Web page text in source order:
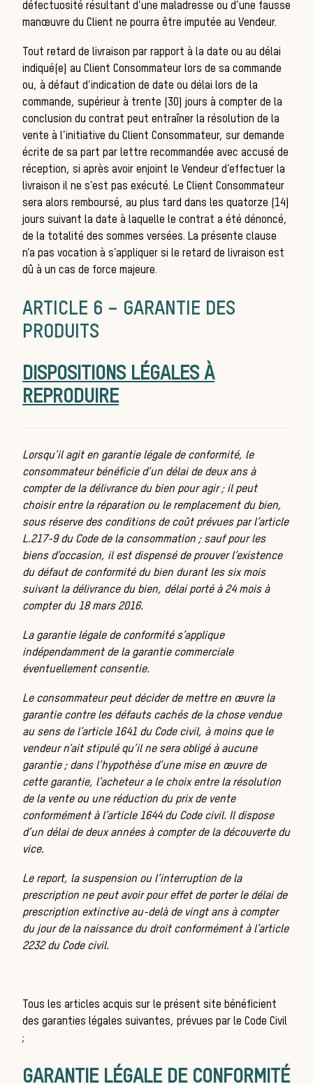
La
défectuosité résultant d’une maladresse ou d’une fausse
manœuvre du Client ne pourra être imputée au Vendeur.
Tout retard de livraison par rapport à la date ou au délai
indiqué(e) au Client Consommateur lors de sa commande
ou, à défaut d’indication de date ou délai lors de la
commande, supérieur à trente (30) jours à compter de la
conclusion du contrat peut entraîner la résolution de la
vente à l’initiative du Client Consommateur, sur demande
écrite de sa part par lettre recommandée avec accusé de
réception, si après avoir enjoint le Vendeur d’effectuer la
livraison il ne s’est pas exécuté. Le Client Consommateur
sera alors remboursé, au plus tard dans les quatorze (14)
jours suivant la date à laquelle le contrat a été dénoncé,
de la totalité des sommes versées. La présente clause
n’a pas vocation à s’appliquer si le retard de livraison est
dû à un cas de force majeure.
ARTICLE 6 – GARANTIE DES
PRODUITS
DISPOSITIONS LÉGALES À
REPRODUIRE
Lorsqu’il agit en garantie légale de conformité, le
consommateur bénéficie d’un délai de deux ans à
compter de la délivrance du bien pour agir ; il peut
choisir entre la réparation ou le remplacement du bien,
sous réserve des conditions de coût prévues par l’article
L.217-9 du Code de la consommation ; sauf pour les
biens d’occasion, il est dispensé de prouver l’existence
du défaut de conformité du bien durant les six mois
suivant la délivrance du bien, délai porté à 24 mois à
compter du 18 mars 2016.
La garantie légale de conformité s’applique
indépendamment de la garantie commerciale
éventuellement consentie.
Le consommateur peut décider de mettre en œuvre la
garantie contre les défauts cachés de la chose vendue
au sens de l’article 1641 du Code civil, à moins que le
vendeur n’ait stipulé qu’il ne sera obligé à aucune
garantie ; dans l’hypothèse d’une mise en œuvre de
cette garantie, l’acheteur a le choix entre la résolution
de la vente ou une réduction du prix de vente
conformément à l’article 1644 du Code civil. Il dispose
d’un délai de deux années à compter de la découverte du
vice.
Le report, la suspension ou l’interruption de la
prescription ne peut avoir pour effet de porter le délai de
prescription extinctive au-delà de vingt ans à compter
du jour de la naissance du droit conformément à l’article
2232 du Code civil.
Tous les articles acquis sur le présent site bénéficient
des garanties légales suivantes, prévues par le Code Civil
;
GARANTIE LÉGALE DE CONFORMITÉ